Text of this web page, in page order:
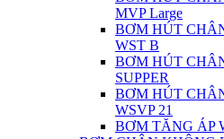
MVP Large
BƠM HÚT
WST B
BƠM HÚT
SUPPER
BƠM HÚT
WSVP 21
BƠM TĂNG ÁP